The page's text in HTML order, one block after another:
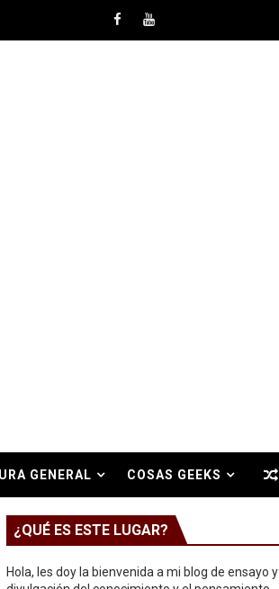
GENERAL COSAS GEEKS
¿QUÉ ES ESTE LUGAR?
Hola, les doy la bienvenida a mi blog de ensayo y